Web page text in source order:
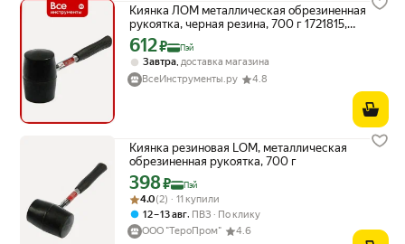
Киянка ЛОМ металлическая обрезиненная
рукоятка, черная резина, 700 г 1721815,
резиновый, черный
Цена с картой Яндекс Пэй 612 ₽ вместо
612₽ Пэй
Завтра доставка магазина
ВсеИнструменты.ру
4.8
Киянка резиновая LOM, металлическая
обрезиненная рукоятка, 700 г
Цена с картой Яндекс Пэй 398 ₽ вместо
398₽ Пэй
Рейтинг товара: 4.0 из 5
Оценок: (2) · 11 купили
4.0(2) · 11 купили
12 – 13 авг, ПВЗ
По клику
ООО "ТероПром"
4.6